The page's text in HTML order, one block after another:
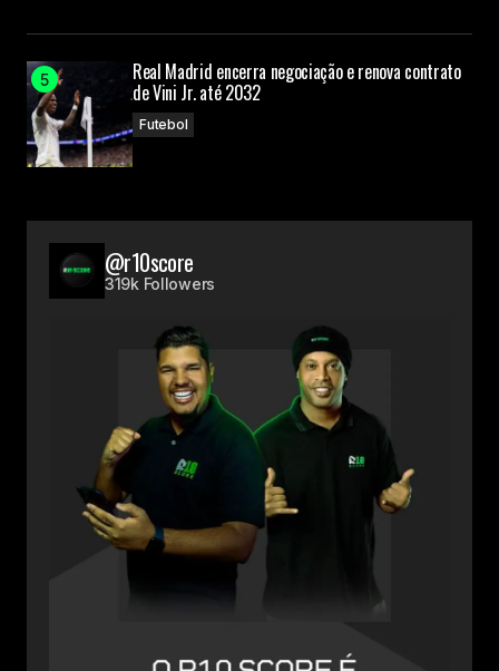
Real Madrid encerra negociação e renova contrato
de Vini Jr. até 2032
Futebol
@r10score
319k Followers